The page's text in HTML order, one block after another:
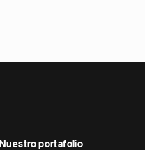
Nuestro portafolio